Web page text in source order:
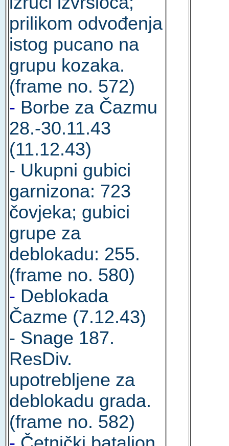
prilikom odvođenja
istog pucano na
grupu kozaka.
(frame no. 572)
- Borbe za Čazmu
28.-30.11.43
(11.12.43)
- Ukupni gubici
garnizona: 723
čovjeka; gubici
grupe za
deblokadu: 255.
(frame no. 580)
- Deblokada
Čazme (7.12.43)
- Snage 187.
ResDiv.
upotrebljene za
deblokadu grada.
(frame no. 582)